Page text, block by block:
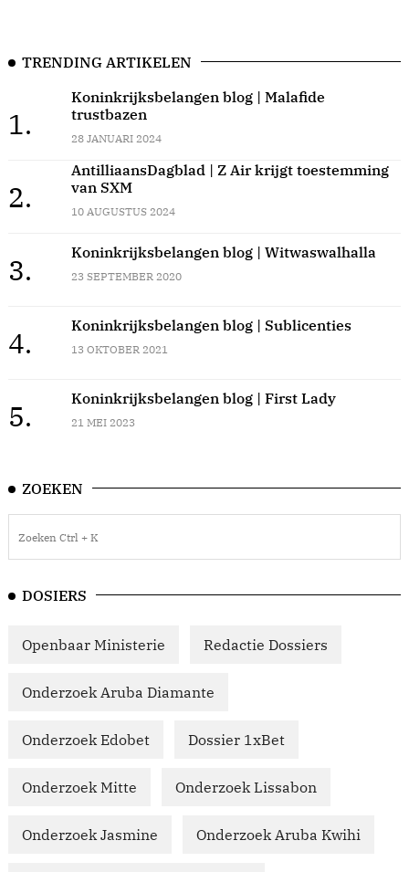
TRENDING ARTIKELEN
1.
Koninkrijksbelangen blog | Malafide
trustbazen
28 JANUARI 2024
2.
AntilliaansDagblad | Z Air krijgt toestemming
van SXM
10 AUGUSTUS 2024
3.
Koninkrijksbelangen blog | Witwaswalhalla
23 SEPTEMBER 2020
4.
Koninkrijksbelangen blog | Sublicenties
13 OKTOBER 2021
5.
Koninkrijksbelangen blog | First Lady
21 MEI 2023
ZOEKEN
DOSIERS
Openbaar Ministerie Redactie Dossiers
Onderzoek Aruba Diamante
Onderzoek Edobet Dossier 1xBet
Onderzoek Mitte Onderzoek Lissabon
Onderzoek Jasmine Onderzoek Aruba Kwihi